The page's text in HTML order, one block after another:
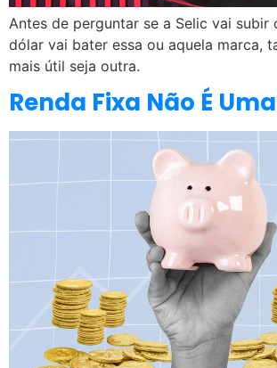
Antes de perguntar se a Selic vai subir
dólar vai bater essa ou aquela marca,
mais útil seja outra.
Renda Fixa Não É